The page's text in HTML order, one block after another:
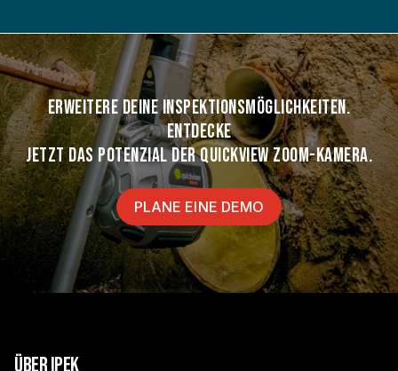
ERWEITERE DEINE INSPEKTIONSMÖGLICHKEITEN.
ENTDECKE
JETZT DAS POTENZIAL DER QUICKVIEW ZOOM-KAMERA.
PLANE EINE DEMO
Über Ipek